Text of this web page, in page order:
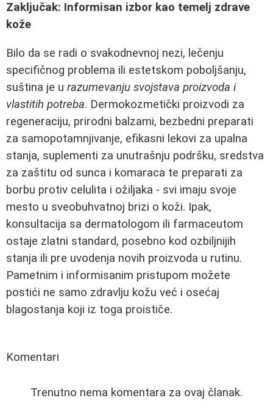
Zaključak: Informisan izbor kao temelj zdrave
kože
Bilo da se radi o svakodnevnoj nezi, lečenju
specifičnog problema ili estetskom poboljšanju,
suština je u razumevanju svojstava proizvoda i
vlastitih potreba. Dermokozmetički proizvodi za
regeneraciju, prirodni balzami, bezbedni preparati
za samopotamnjivanje, efikasni lekovi za upalna
stanja, suplementi za unutrašnju podršku, sredstva
za zaštitu od sunca i komaraca te preparati za
borbu protiv celulita i ožiljaka - svi imaju svoje
mesto u sveobuhvatnoj brizi o koži. Ipak,
konsultacija sa dermatologom ili farmaceutom
ostaje zlatni standard, posebno kod ozbiljnijih
stanja ili pre uvodenja novih proizvoda u rutinu.
Pametnim i informisanim pristupom možete
postići ne samo zdravlju kožu već i osećaj
blagostanja koji iz toga proističe.
Komentari
Trenutno nema komentara za ovaj članak.